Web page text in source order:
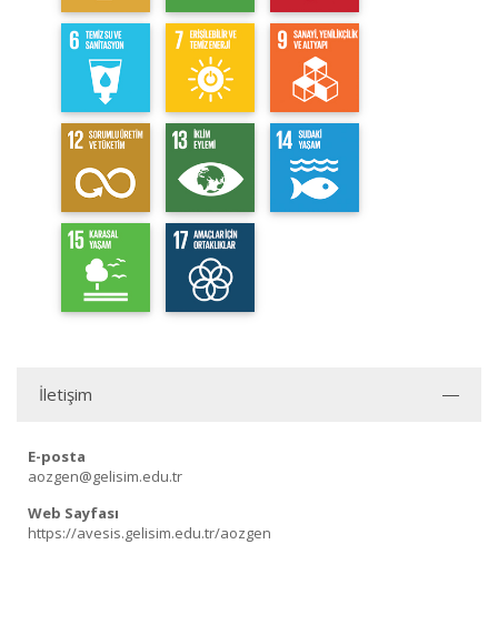
İletişim
E-posta
aozgen@gelisim.edu.tr
Web Sayfası
https://avesis.gelisim.edu.tr/aozgen